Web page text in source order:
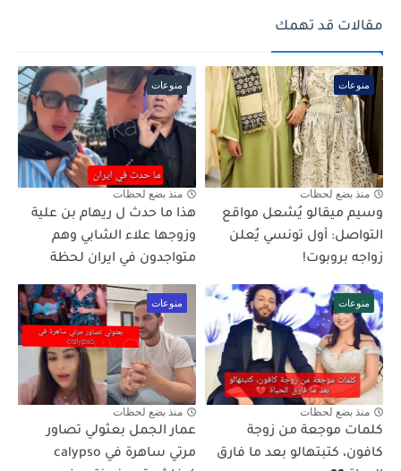
مقالات قد تهمك
منوعات
منذ بضع لحظات
وسيم ميقالو يُشعل مواقع
التواصل: أول تونسي يُعلن
زواجه بروبوت!
منوعات
منذ بضع لحظات
هذا ما حدث ل ريهام بن علية
وزوجها علاء الشابي وهم
متواجدون في ايران لحظة
منوعات
منذ بضع لحظات
كلمات موجعة من زوجة
كافون، كتبتهالو بعد ما فارق
منوعات
منذ بضع لحظات
عمار الجمل بعثولي تصاور
مرتي ساهرة في calypso